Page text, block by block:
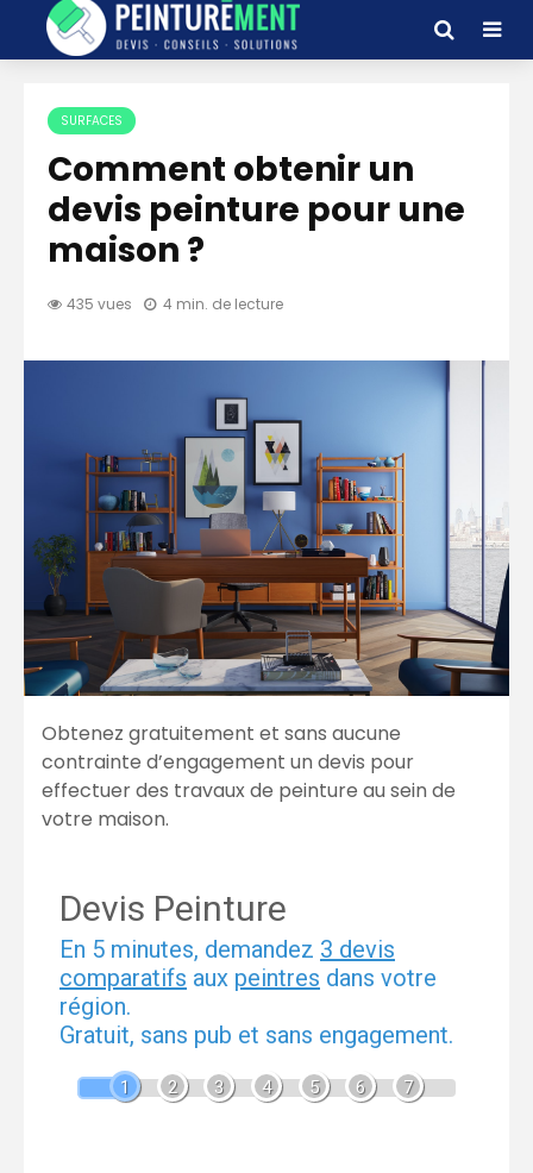
SURFACES
Comment obtenir un
devis peinture pour une
maison ?
435 vues 4 min. de lecture
Obtenez gratuitement et sans aucune
contrainte d’engagement un devis pour
effectuer des travaux de peinture au sein de
votre maison.
Devis Peinture
En 5 minutes, demandez 3 devis
comparatifs aux peintres dans votre
région.
Gratuit, sans pub et sans engagement.
1 2 3 4 5 6 7